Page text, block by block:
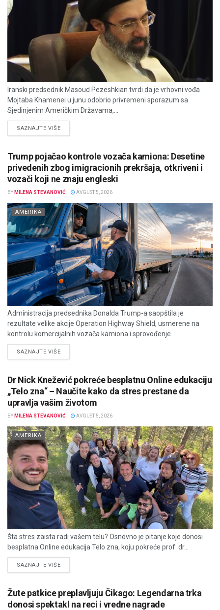
Iranski predsednik Masoud Pezeshkian tvrdi da je vrhovni vođa
Mojtaba Khamenei u junu odobrio privremeni sporazum sa
Sjedinjenim Američkim Državama,...
SAZNAJTE VIŠEDETAILS
Trump pojačao kontrole vozača kamiona: Desetine
privedenih zbog imigracionih prekršaja, otkriveni i
vozači koji ne znaju engleski
BY MILENA STEVANOVIĆ AVGUST 5, 2026
AMERIKA
Administracija predsednika Donalda Trump-a saopštila je
rezultate velike akcije Operation Highway Shield, usmerene na
kontrolu komercijalnih vozača kamiona i sprovođenje...
SAZNAJTE VIŠEDETAILS
Dr Nick Knežević pokreće besplatnu Online edukaciju
„Telo zna“ – Naučite kako da stres prestane da
upravlja vašim životom
BY MILENA STEVANOVIĆ AVGUST 5, 2026
AMERIKA
Šta stres zaista radi vašem telu? Osnovno je pitanje koje donosi
besplatna Online edukacija Telo zna, koju pokreće prof. dr...
SAZNAJTE VIŠEDETAILS
Žute patkice preplavljuju Čikago: Legendarna trka
donosi spektakl na reci i vredne nagrade